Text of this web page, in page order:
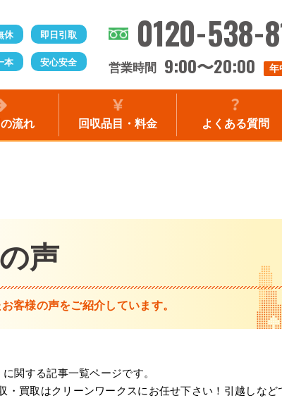
休 即日引取
本 安心安全
0120-538-
営業時間 9:00〜20:00 年
流れ 回収品目・料金 よくある質問
声
客様の声をご紹介しています。
に関する記事一覧ページです。
・買取はクリーンワークスにお任せ下さい！引越しな